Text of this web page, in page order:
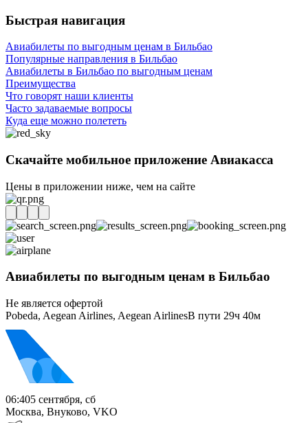
Быстрая навигация
Авиабилеты по выгодным ценам в Бильбао
Популярные направления в Бильбао
Авиабилеты в Бильбао по выгодным ценам
Преимущества
Что говорят наши клиенты
Часто задаваемые вопросы
Куда еще можно полететь
Скачайте мобильное приложение Авиакасса
Цены в приложении ниже, чем на сайте
Авиабилеты по выгодным ценам в Бильбао
Не является офертой
Pobeda, Aegean Airlines, Aegean AirlinesВ пути 29ч 40м
06:405 сентября, сб
Москва, Внуково, VKO